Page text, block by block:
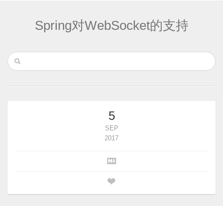
Spring对WebSocket的支持
5
SEP
2017